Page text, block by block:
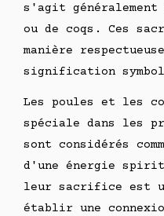
s'agit
ou de coqs. Ces
manière
signification
Les poules et les
spéciale dans les
sont considérés
d'une énergie
leur sacrifice est
établir une